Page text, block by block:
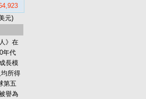
元)
》在
年代
長模
所得
第五
譽為